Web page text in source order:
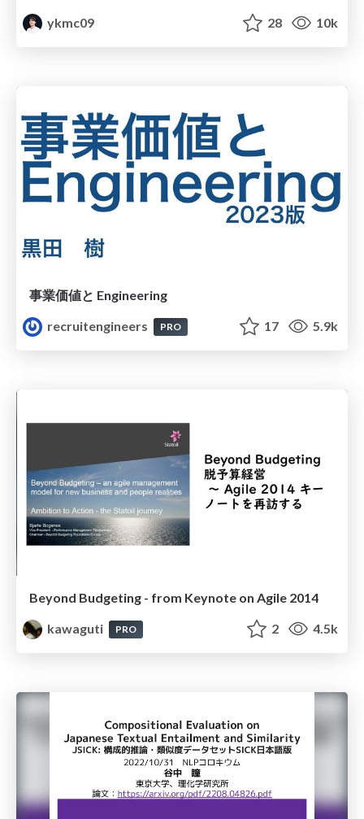
ykmc09 28 10k
事業価値と Engineering
recruitengineers
PRO 17 5.9k
Beyond Budgeting - from Keynote on Agile 2014
kawaguti
PRO 2 4.5k